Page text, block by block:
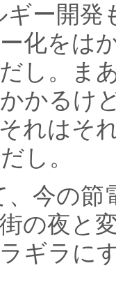
ギー開発
化をは
し。ま
かるけ
れはそ
し。
、今の節
の夜と
ギラに